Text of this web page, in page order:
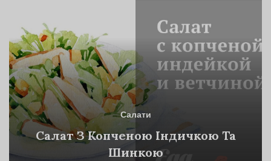
Салати
Салат З Копченою Індичкою Та
Шинкою